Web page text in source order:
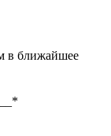
в ближайшее
*